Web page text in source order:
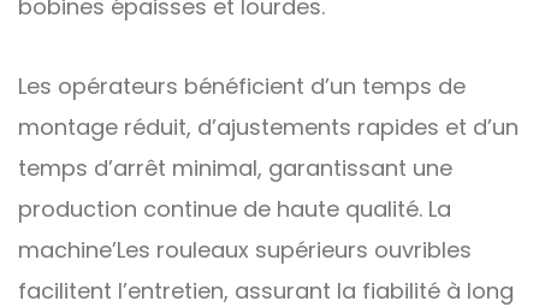
bobines épaisses et lourdes.
Les opérateurs bénéficient d’un temps de
montage réduit, d’ajustements rapides et d’un
temps d’arrêt minimal, garantissant une
production continue de haute qualité. La
machine’Les rouleaux supérieurs ouvribles
facilitent l’entretien, assurant la fiabilité à long